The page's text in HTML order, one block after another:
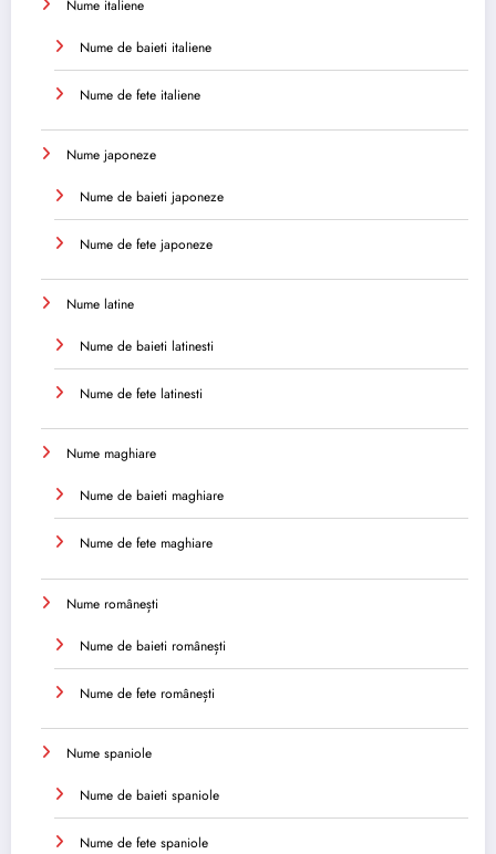
Nume italiene
Nume de baieti italiene
Nume de fete italiene
Nume japoneze
Nume de baieti japoneze
Nume de fete japoneze
Nume latine
Nume de baieti latinesti
Nume de fete latinesti
Nume maghiare
Nume de baieti maghiare
Nume de fete maghiare
Nume românești
Nume de baieti românești
Nume de fete românești
Nume spaniole
Nume de baieti spaniole
Nume de fete spaniole